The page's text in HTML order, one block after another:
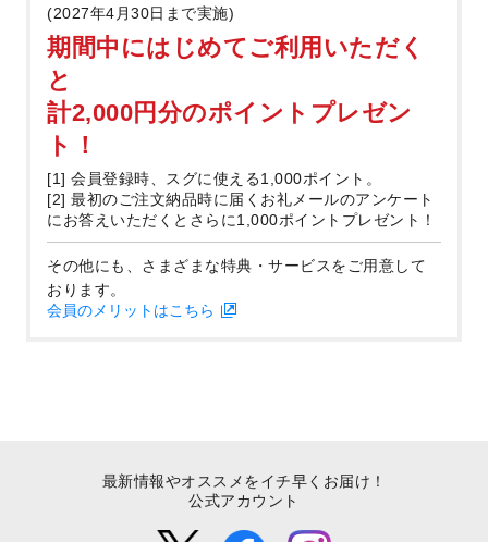
(2027年4月30日まで実施)
期間中にはじめてご利用いただく
と
計2,000円分のポイントプレゼン
ト！
[1] 会員登録時、スグに使える1,000ポイント。
[2] 最初のご注文納品時に届くお礼メールのアンケート
にお答えいただくとさらに1,000ポイントプレゼント！
その他にも、さまざまな特典・サービスをご用意して
おります。
会員のメリットはこちら
最新情報やオススメをイチ早くお届け！
公式アカウント